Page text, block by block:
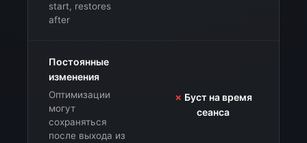
start, restores
after
Постоянные
изменения
Оптимизации
могут
сохраняться
после выхода из
✗ Буст на время
сеанса